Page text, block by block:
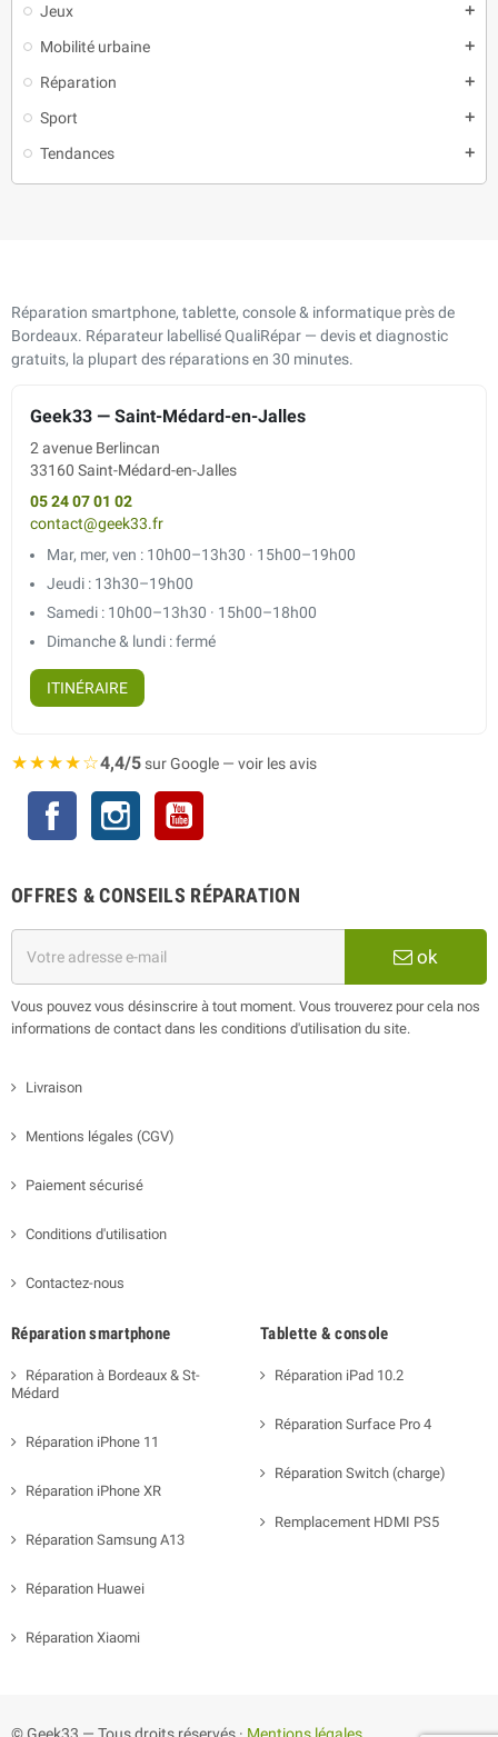
Jeux add
Mobilité urbaine add
Réparation add
Sport add
Tendances add
Réparation smartphone, tablette, console & informatique près de
Bordeaux. Réparateur labellisé QualiRépar — devis et diagnostic
gratuits, la plupart des réparations en 30 minutes.
Geek33 — Saint-Médard-en-Jalles
2 avenue Berlincan
33160 Saint-Médard-en-Jalles
05 24 07 01 02
contact@geek33.fr
Mar, mer, ven : 10h00–13h30 · 15h00–19h00
Jeudi : 13h30–19h00
Samedi : 10h00–13h30 · 15h00–18h00
Dimanche & lundi : fermé
ITINÉRAIRE
★★★★☆4,4/5sur Google — voir les avis
Facebook Instagram
OFFRES & CONSEILS RÉPARATION
ok
Vous pouvez vous désinscrire à tout moment. Vous trouverez pour cela nos
informations de contact dans les conditions d'utilisation du site.
Livraison
Mentions légales (CGV)
Paiement sécurisé
Conditions d'utilisation
Contactez-nous
Réparation smartphone
Réparation à Bordeaux & St-
Médard
Réparation iPhone 11
Réparation iPhone XR
Réparation Samsung A13
Réparation Huawei
Réparation Xiaomi
Tablette & console
Réparation iPad 10.2
Réparation Surface Pro 4
Réparation Switch (charge)
Remplacement HDMI PS5